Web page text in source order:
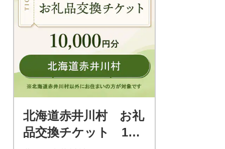
北海道赤井川村 お礼
品交換チケット 10,0